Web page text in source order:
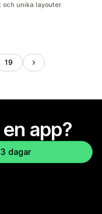
och unika layouter.
19
app?
dagar